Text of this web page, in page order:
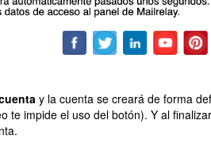
y la cuenta se creará de forma
te impide el uso del botón). Y al